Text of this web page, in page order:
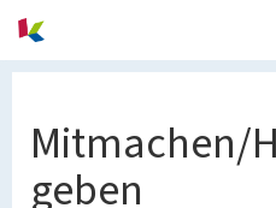
Mitmachen/
geben